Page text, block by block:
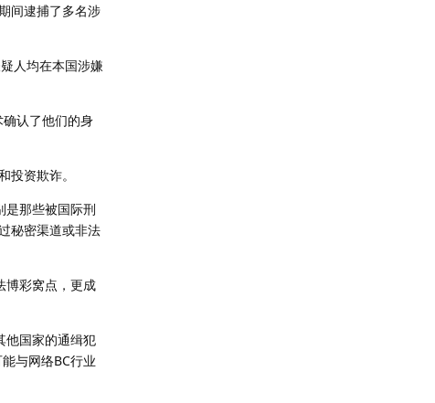
间逮捕了多名涉
人均在本国涉嫌
认了他们的身
资欺诈。
是那些被国际刑
秘密渠道或非法
博彩窝点，更成
他国家的通缉犯
与网络BC行业